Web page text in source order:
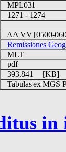
MPL031
1271 - 1274
AA VV [0500-
Remissiones
MLT
pdf
393.841 [KB]
Tabulas ex MGS
in